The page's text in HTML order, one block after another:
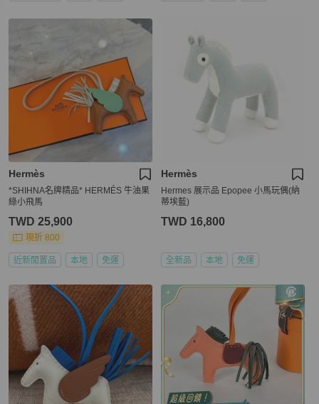
Hermès
*SHIHNA名牌精品* HERMÉS 牛油果
綠小飛馬
TWD 25,900
現折 800
近新閒置品 本地 免運
Hermès
Hermes 展示品 Epopee 小馬玩偶(納
蒂埃藍)
TWD 16,800
全新品 本地 免運